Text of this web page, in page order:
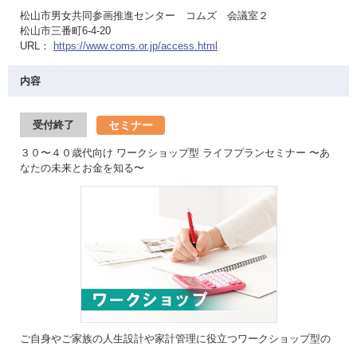
松山市男女共同参画推進センター コムズ 会議室２
松山市三番町6-4-20
URL：
https://www.coms.or.jp/access.html
内容
受付終了 セミナー
３０〜４０歳代向け ワークショップ型 ライフプランセミナー 〜あ
なたの未来とお金を知る〜
ご自身やご家族の人生設計や家計管理に役立つワークショップ型の